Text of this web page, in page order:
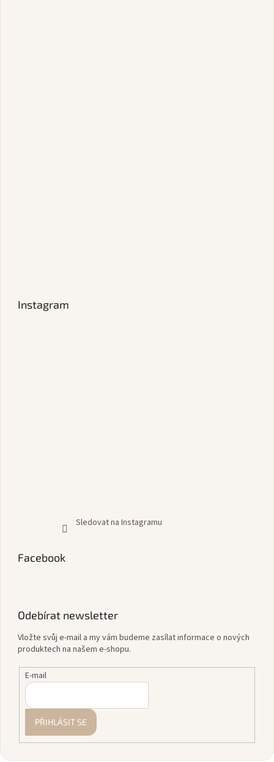
Instagram
Sledovat na Instagramu
Facebook
Odebírat newsletter
Vložte svůj e-mail a my vám budeme zasílat informace o nových
produktech na našem e-shopu.
E-mail
PŘIHLÁSIT SE